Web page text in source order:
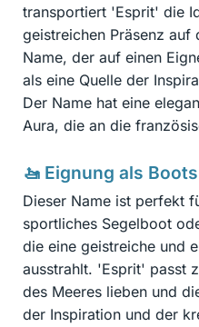
transportiert 'Esprit' die
geistreichen Präsenz auf
Name, der auf einen
als eine Quelle der
Der Name hat eine
Aura, die an die
🚤 Eignung als
Dieser Name ist perfekt
sportliches Segelboot
die eine geistreiche und
ausstrahlt. 'Esprit' passt
des Meeres lieben und
der Inspiration und der